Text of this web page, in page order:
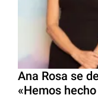
Ana Rosa se
«Hemos